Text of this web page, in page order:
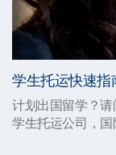
学生托运快速指
计划出国留学？
学生托运公司，国